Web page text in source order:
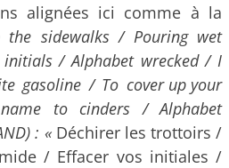
alignées ici comme à la
the sidewalks / Pouring wet
/ Alphabet wrecked / I
gasoline / To cover up your
to cinders / Alphabet
: « Déchirer les trottoirs /
/ Effacer vos initiales /